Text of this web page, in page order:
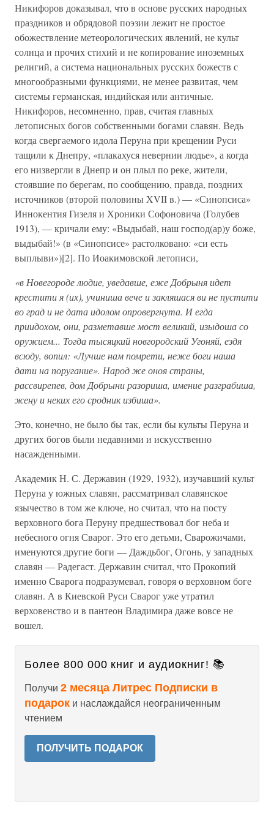
Никифоров доказывал, что в основе русских народных
праздников и обрядовой поэзии лежит не простое
обожествление метеорологических явлений, не культ
солнца и прочих стихий и не копирование иноземных
религий, а система национальных русских божеств с
многообразными функциями, не менее развитая, чем
системы германская, индийская или античные.
Никифоров, несомненно, прав, считая главных
летописных богов собственными богами славян. Ведь
когда свергаемого идола Перуна при крещении Руси
тащили к Днепру, «плакахуся невернии людье», а когда
его низвергли в Днепр и он плыл по реке, жители,
стоявшие по берегам, по сообщению, правда, поздних
источников (второй половины XVII в.) — «Синопсиса»
Иннокентия Гизеля и Хроники Софоновича (Голубев
1913), — кричали ему: «Выдыбай, наш господ(ар)у боже,
выдыбай!» (в «Синопсисе» растолковано: «си есть
выплыви»)[2]. По Иоакимовской летописи,
«в Новегороде людие, уведавше, еже Добрыня идет
крестити я (их), учиниша вече и закляшася ви не пустити
во град и не дата идолом опровергнута. И егда
приидохом, они, разметавше мост великий, изыдоша со
оружием... Тогда тысяцкий новгородский Угоняй, ездя
всюду, вопил: «Лучше нам помрети, неже боги наша
дати на поругание». Народ же оноя страны,
рассвирепев, дом Добрыни разориша, имение разграбиша,
жену и неких его сродник избиша».
Это, конечно, не было бы так, если бы культы Перуна и
других богов были недавними и искусственно
насажденными.
Академик Н. С. Державин (1929, 1932), изучавший культ
Перуна у южных славян, рассматривал славянское
язычество в том же ключе, но считал, что на посту
верховного бога Перуну предшествовал бог неба и
небесного огня Сварог. Это его детьми, Сварожичами,
именуются другие боги — Даждьбог, Огонь, у западных
славян — Радегаст. Державин считал, что Прокопий
именно Сварога подразумевал, говоря о верховном боге
славян. А в Киевской Руси Сварог уже утратил
верховенство и в пантеон Владимира даже вовсе не
вошел.
Более 800 000 книг и аудиокниг! 📚
Получи 2 месяца Литрес Подписки в
подарок и наслаждайся неограниченным
чтением
ПОЛУЧИТЬ ПОДАРОК